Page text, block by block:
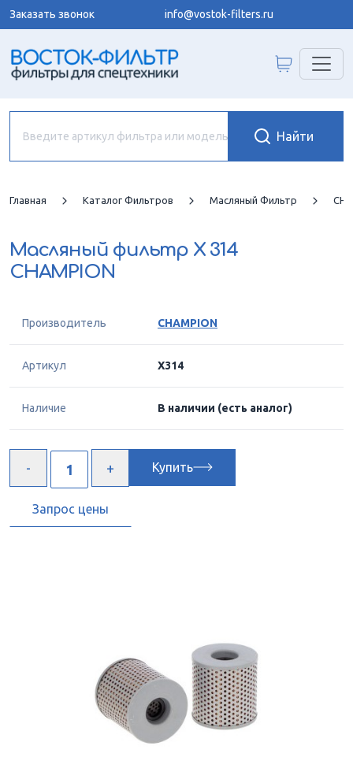
Заказать звонок info@vostok-filters.ru
Главная Каталог Фильтров Масляный Фильтр
Масляный фильтр X 314
CHAMPION
Производитель CHAMPION
Артикул X314
Наличие В наличии (есть аналог)
Купить
Запрос цены